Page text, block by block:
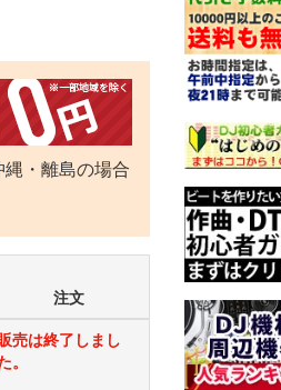
縄・離島の場合
注文
販売は終了しまし
。